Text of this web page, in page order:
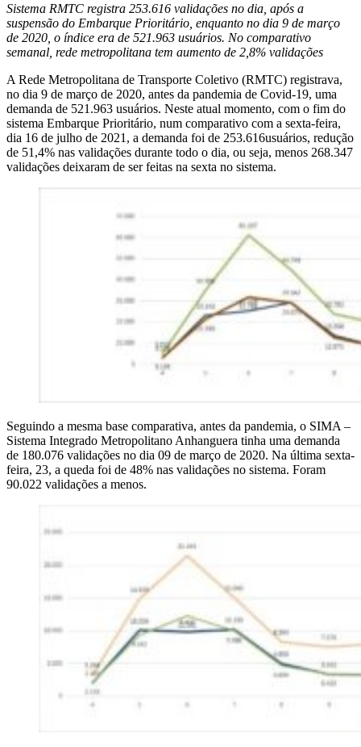
Sistema RMTC registra 253.616 validações no dia, após a
suspensão do Embarque Prioritário, enquanto no dia 9 de março
de 2020, o índice era de 521.963 usuários. No comparativo
semanal, rede metropolitana tem aumento de 2,8% validações
A Rede Metropolitana de Transporte Coletivo (RMTC) registrava,
no dia 9 de março de 2020, antes da pandemia de Covid-19, uma
demanda de 521.963 usuários. Neste atual momento, com o fim do
sistema Embarque Prioritário, num comparativo com a sexta-feira,
dia 16 de julho de 2021, a demanda foi de 253.616usuários, redução
de 51,4% nas validações durante todo o dia, ou seja, menos 268.347
validações deixaram de ser feitas na sexta no sistema.
Seguindo a mesma base comparativa, antes da pandemia, o SIMA –
Sistema Integrado Metropolitano Anhanguera tinha uma demanda
de 180.076 validações no dia 09 de março de 2020. Na última sexta-
feira, 23, a queda foi de 48% nas validações no sistema. Foram
90.022 validações a menos.